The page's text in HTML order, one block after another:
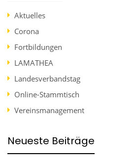
Aktuelles
Corona
Fortbildungen
LAMATHEA
Landesverbandstag
Online-Stammtisch
Vereinsmanagement
Neueste Beiträge